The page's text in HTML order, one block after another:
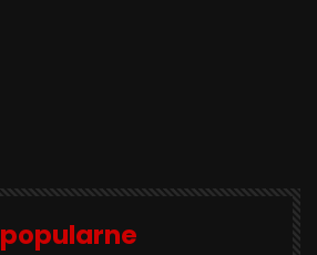
popularne